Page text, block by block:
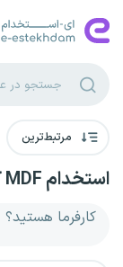
مرتبط‌ترین
استخدام MDF کار آقا در هرمزگان
کارفرما هستید؟